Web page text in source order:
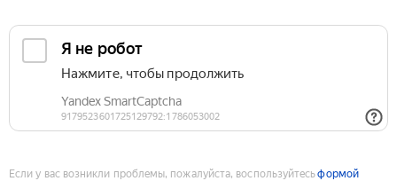
Если у вас возникли проблемы, пожалуйста, воспользуйтесьформой